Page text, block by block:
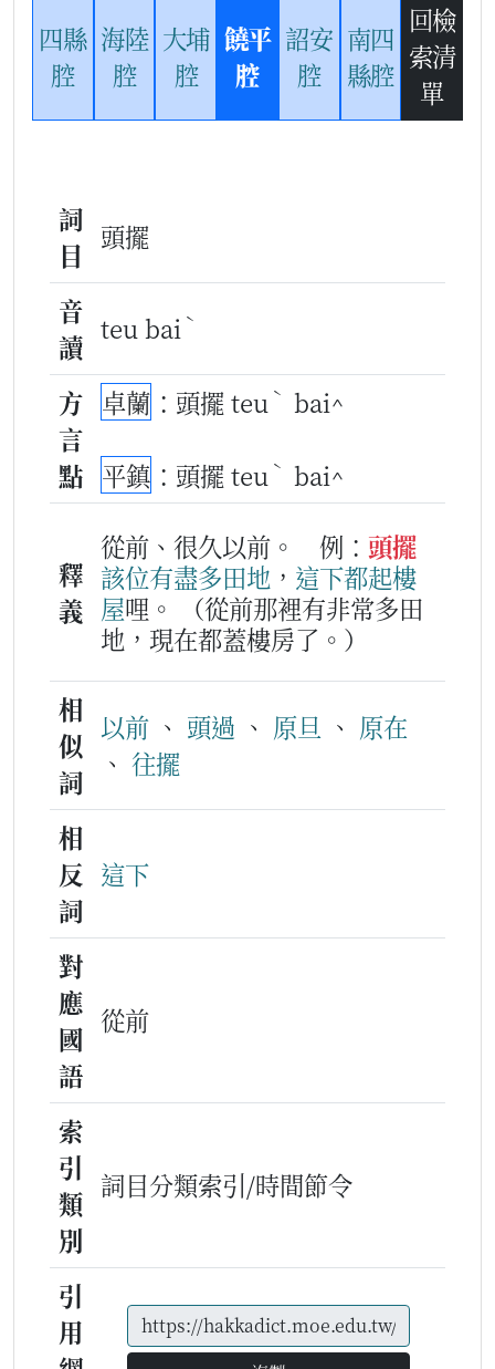
四縣
腔
海陸
腔
大埔
腔
饒平
腔
詔安
腔
南四
縣腔
回檢
索清
單
詞
目
頭擺
音
讀
teu bai ˋ
方
言
點
卓蘭 ：頭擺 teu ˋ bai^
平鎮 ：頭擺 teu ˋ bai^
釋
義
從前、很久以前。 例： 頭擺
該位有盡多田地 ， 這下都起樓
屋哩。
（從前那裡有非常多田
地，現在都蓋樓房了。）
相
似
詞
以前 、 頭過 、 原旦 、 原在
、 往擺
相
反
詞
這下
對
應
國
語
從前
索
引
類
別
詞目分類索引/時間節令
引
用